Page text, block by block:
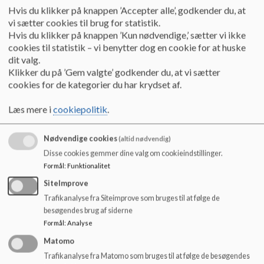
Være mødeleder
Fremlægge punkter til drøftelse på møder
Sikre at der tages referat af møderne
Tage initiativer til møder og arrangementer
Listen kunne nemt gøres længere - de enkelte
hvilke opgaver, der skal løses, og hvem der er ansvarlig.
Arrangementer for klassen
Kontaktforældre kan foreslå og hjælpe til med
arrangementer for klassen, som fx ture, fester, teater m.m.
Kontakt mellem forældre og bestyrelse/bestyrelse og
forældre
Bestyrelsen indkalder som udgangspunkt ca. 1 gang om året
kontaktforældrene til fællesmøder. Her
Hvis du klikker på knappen ’Accepter alle’, godkender du, at
vi sætter cookies til brug for statistik.
Hvis du klikker på knappen ’Kun nødvendige,’ sætter vi ikke
cookies til statistik – vi benytter dog en cookie for at huske
dit valg.
Klikker du på ’Gem valgte’ godkender du, at vi sætter
cookies for de kategorier du har krydset af.
Læs mere icookiepolitik.
Nødvendige cookies(altid nødvendig)
Disse cookies gemmer dine valg om cookieindstillinger.
Formål: Funktionalitet
SiteImprove
Trafikanalyse fra Siteimprove som bruges til at følge de
besøgendes brug af siderne
Formål : Analyse
Matomo
Trafikanalyse fra Matomo som bruges til at følge de besøgendes